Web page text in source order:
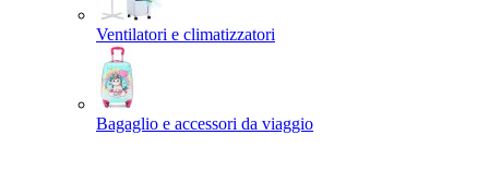
Ventilatori e climatizzatori
Bagaglio e accessori da viaggio